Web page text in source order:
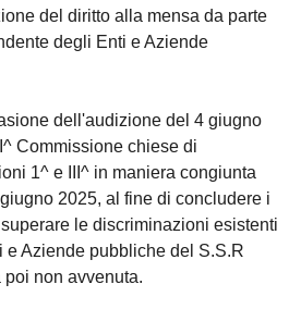
del diritto alla mensa da parte
degli Enti e Aziende
dell'audizione del 4 giugno
Commissione chiese di
1^ e III^ in maniera congiunta
2025, al fine di concludere i
le discriminazioni esistenti
Aziende pubbliche del S.S.R
non avvenuta.